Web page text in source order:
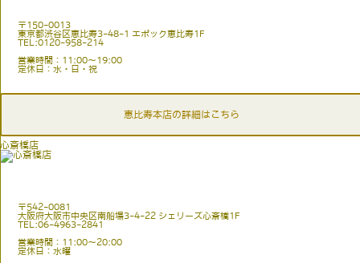
〒150-0013
東京都渋谷区恵比寿3-48-1 エポック恵比寿1F
TEL:0120-958-214
営業時間：11:00〜19:00
定休日：水・日・祝
恵比寿本店の詳細はこちら
心斎橋店
〒542-0081
大阪府大阪市中央区南船場3-4-22 シェリーズ心斎橋1F
TEL:06-4963-2841
営業時間：11:00〜20:00
定休日：水曜